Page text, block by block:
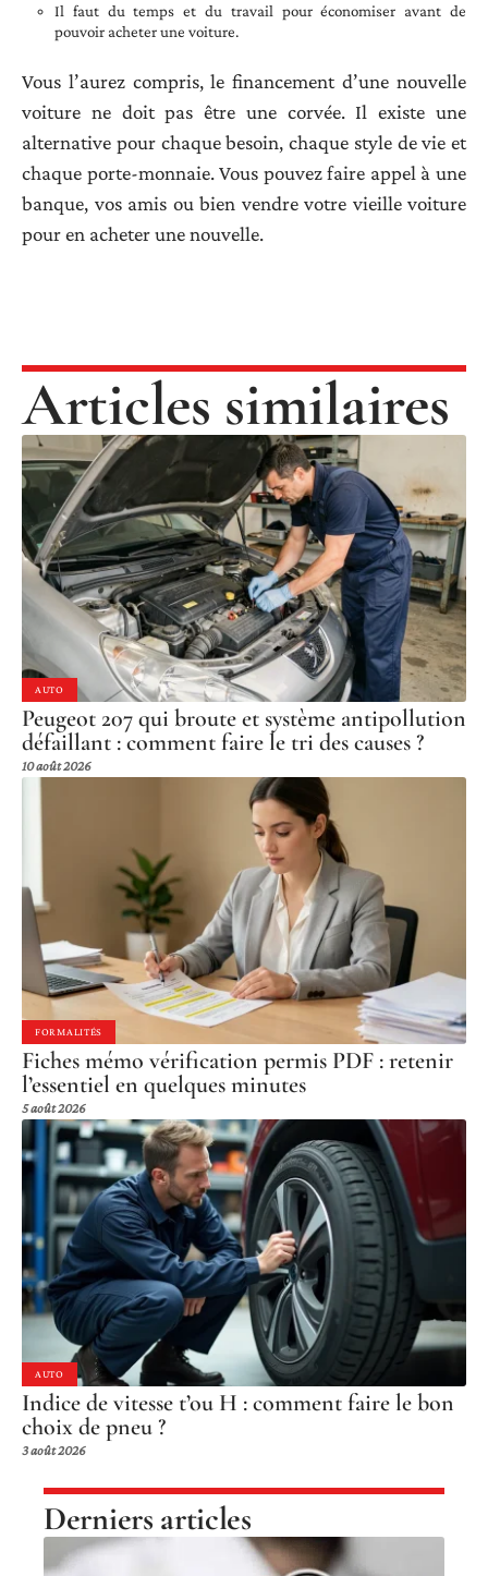
Il faut du temps et du travail pour économiser avant de
pouvoir acheter une voiture.
Vous l’aurez compris, le financement d’une nouvelle
voiture ne doit pas être une corvée. Il existe une
alternative pour chaque besoin, chaque style de vie et
chaque porte-monnaie. Vous pouvez faire appel à une
banque, vos amis ou bien vendre votre vieille voiture
pour en acheter une nouvelle.
Articles similaires
AUTO
Peugeot 207 qui broute et système antipollution
défaillant : comment faire le tri des causes ?
10 août 2026
FORMALITÉS
Fiches mémo vérification permis PDF : retenir
l’essentiel en quelques minutes
5 août 2026
AUTO
Indice de vitesse t’ou H : comment faire le bon
choix de pneu ?
3 août 2026
Derniers articles